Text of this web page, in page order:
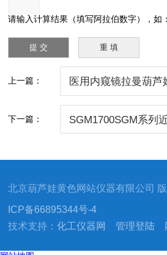
请输入计算结果（填写阿拉伯数字），如
上一篇： 医用内窥镜拉曼葫芦
下一篇： SGM1700SGM系列
北京葫芦娃黄色网站仪器有限公司 版
ICP备66895344号-4
技术支持：化工仪器网 管理登陆